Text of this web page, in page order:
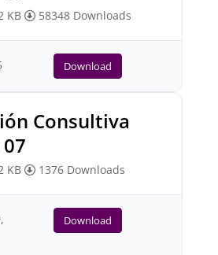
KB 58348 Downloads
Download
Consultiva
KB 1376 Downloads
Download